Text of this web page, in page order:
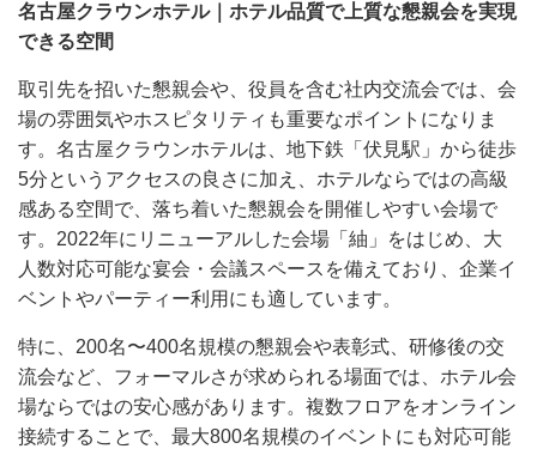
名古屋クラウンホテル｜ホテル品質で上質な懇親会を実現
できる空間
取引先を招いた懇親会や、役員を含む社内交流会では、会
場の雰囲気やホスピタリティも重要なポイントになりま
す。名古屋クラウンホテルは、地下鉄「伏見駅」から徒歩
5分というアクセスの良さに加え、ホテルならではの高級
感ある空間で、落ち着いた懇親会を開催しやすい会場で
す。2022年にリニューアルした会場「紬」をはじめ、大
人数対応可能な宴会・会議スペースを備えており、企業イ
ベントやパーティー利用にも適しています。
特に、200名〜400名規模の懇親会や表彰式、研修後の交
流会など、フォーマルさが求められる場面では、ホテル会
場ならではの安心感があります。複数フロアをオンライン
接続することで、最大800名規模のイベントにも対応可能